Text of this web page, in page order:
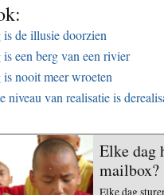
de illusie doorzien
een berg van een rivier
nooit meer wroeten
niveau van realisatie is
Elke dag
mailbox?
Elke dag